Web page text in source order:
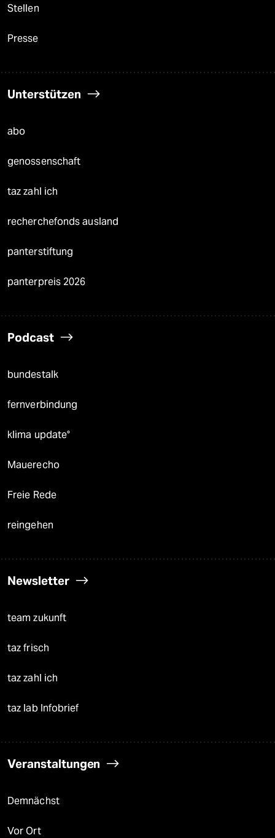
Stellen
Presse
Unterstützen
abo
genossenschaft
taz zahl ich
recherchefonds ausland
panterstiftung
panterpreis 2026
Podcast
bundestalk
fernverbindung
klima update°
Mauerecho
Freie Rede
reingehen
Newsletter
team zukunft
taz frisch
taz zahl ich
taz lab Infobrief
Veranstaltungen
Demnächst
Vor Ort